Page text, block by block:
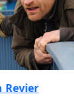
Revier